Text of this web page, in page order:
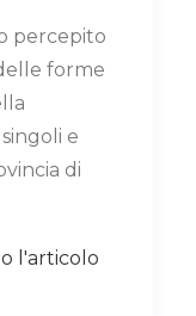
percepito
forme
e
di
l'articolo